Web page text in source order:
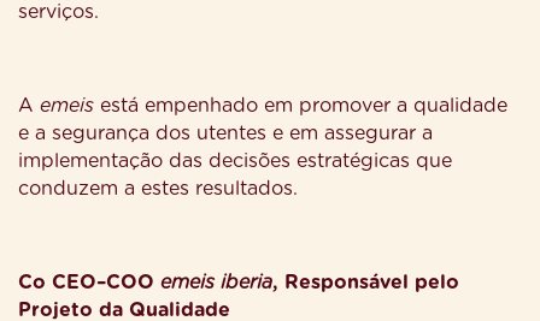
serviços.
A emeis está empenhado em promover a qualidade
e a segurança dos utentes e em assegurar a
implementação das decisões estratégicas que
conduzem a estes resultados.
Co CEO–COO emeis iberia, Responsável pelo
Projeto da Qualidade